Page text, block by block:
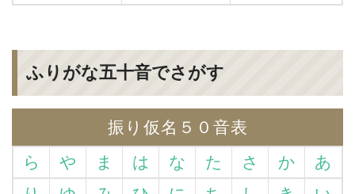
ふりがな五十音でさがす
振り仮名５０音表
ら
や ま は な た さ か
あ